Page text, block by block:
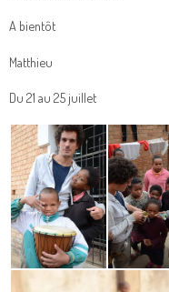
A bientôt
Matthieu
Du 21 au 25 juillet